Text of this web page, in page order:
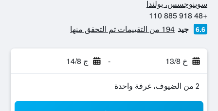
سوينوجسس، بولندا
+48 918 885 110
6.6 جيد 194 من التقييمات تم التحقق منها
خ 13/8 - ج 14/8
2 من الضيوف، غرفة واحدة